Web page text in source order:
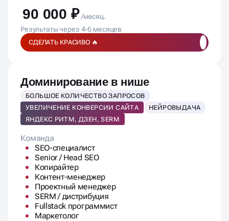
90 000 ₽ /месяц.
Результаты через 4-6 месяцев
СДЕЛАТЬ КРАСИВО 🔥
Доминирование в нише
БОЛЬШОЕ КОЛИЧЕСТВО ЗАПРОСОВ
УВЕЛИЧЕНИЕ КОНВЕРСИИ САЙТА
НЕЙРОВЫДАЧА
ЯНДЕКС РИТМ, ДЗЕН, SERM
Команда
SEO-специалист
Senior / Head SEO
Копирайтер
Контент-менеджер
Проектный менеджер
SERM / дистрибуция
Fullstack программист
Маркетолог